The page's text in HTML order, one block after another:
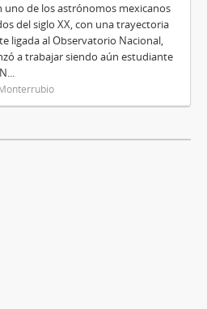
uno de los astrónomos mexicanos
del siglo XX, con una trayectoria
ligada al Observatorio Nacional,
a trabajar siendo aún estudiante